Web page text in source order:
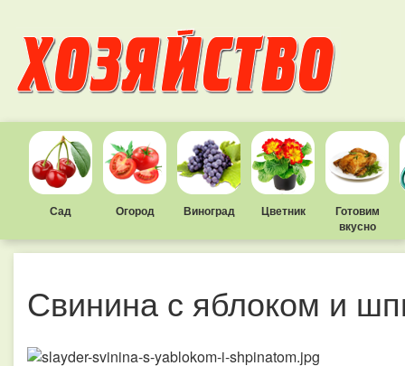
Сад Огород Виноград Цветник
Готовим
вкусно
Свинина с яблоком и